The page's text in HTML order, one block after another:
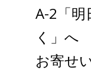
A-2「
く」へ
お寄せ